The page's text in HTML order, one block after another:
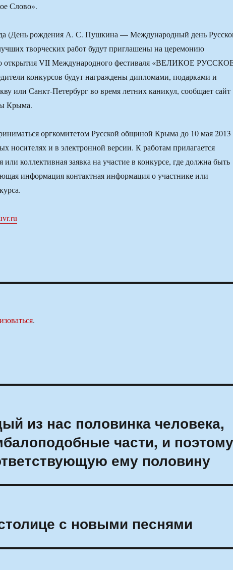
Слово».
(День рождения А. С. Пушкина — Международный день
творческих работ будут приглашены на церемонию
открытия VII Международного фестиваля «ВЕЛИКОЕ
конкурсов будут награждены дипломами, подарками и
или Санкт-Петербург во время летних каникул, сообщает сайт
Крыма.
оргкомитетом Русской общиной Крыма до 10 мая 2013
носителях и в электронной версии. К работам прилагается
или коллективная заявка на участие в конкурсе, где должна быть
информация контактная информация о участнике или
.
из нас половинка человека,
части, и поэтому
ему половину
с новыми песнями